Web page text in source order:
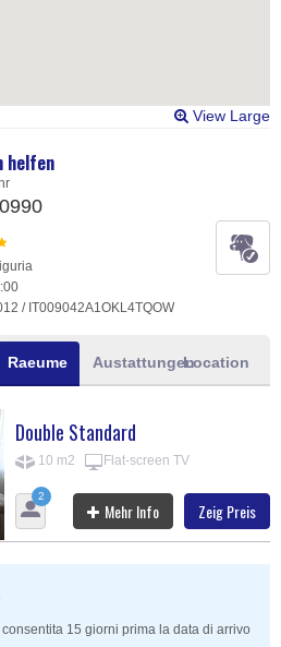
View Large
helfen
/ IT009042A1OKL4TQOW
Raeume AustattungenLocation
Double Standard
10 m2 Flat-screen TV
2
Mehr Info Zeig Preis
15 giorni prima la data di arrivo